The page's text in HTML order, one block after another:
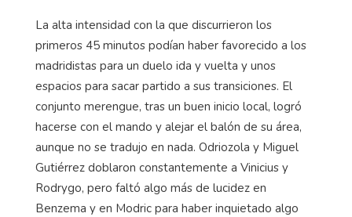
La alta intensidad con la que discurrieron los
primeros 45 minutos podían haber favorecido a los
madridistas para un duelo ida y vuelta y unos
espacios para sacar partido a sus transiciones. El
conjunto merengue, tras un buen inicio local, logró
hacerse con el mando y alejar el balón de su área,
aunque no se tradujo en nada. Odriozola y Miguel
Gutiérrez doblaron constantemente a Vinicius y
Rodrygo, pero faltó algo más de lucidez en
Benzema y en Modric para haber inquietado algo